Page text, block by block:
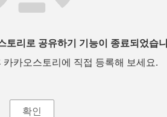
토리로 공유하기 기능이 종료되었습
카오스토리에 직접 등록해 보세요.
확인